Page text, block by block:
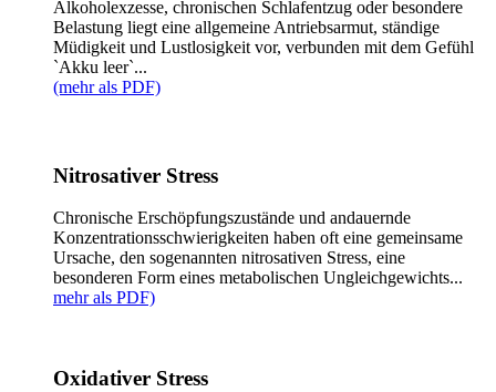
Alkoholexzesse, chronischen Schlafentzug oder besondere
Belastung liegt eine allgemeine Antriebsarmut, ständige
Müdigkeit und Lustlosigkeit vor, verbunden mit dem Gefühl
`Akku leer`...
(mehr als PDF)
Nitrosativer Stress
Chronische Erschöpfungszustände und andauernde
Konzentrationsschwierigkeiten haben oft eine gemeinsame
Ursache, den sogenannten nitrosativen Stress, eine
besonderen Form eines metabolischen Ungleichgewichts...
mehr als PDF)
Oxidativer Stress